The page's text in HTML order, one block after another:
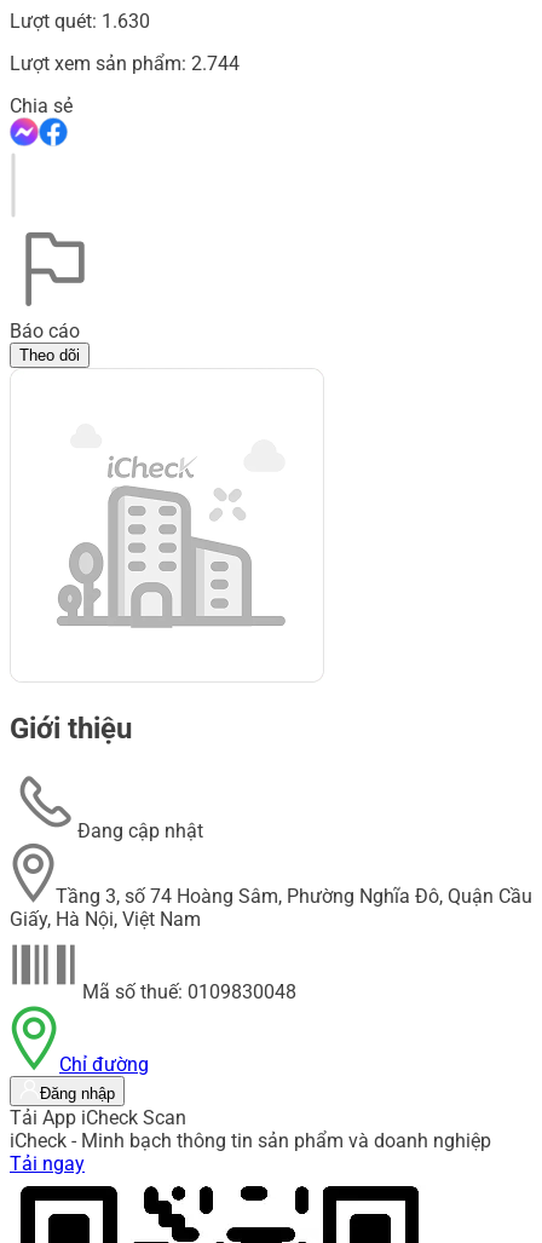
Lượt quét: 1.630
Lượt xem sản phẩm: 2.744
Chia sẻ
Báo cáo
Theo dõi
Giới thiệu
Đang cập nhật
Tầng 3, số 74 Hoàng Sâm, Phường Nghĩa Đô, Quận Cầu
Giấy, Hà Nội, Việt Nam
Mã số thuế: 0109830048
Chỉ đường
Đăng nhập
Tải App iCheck Scan
iCheck - Minh bạch thông tin sản phẩm và doanh nghiệp
Tải ngay